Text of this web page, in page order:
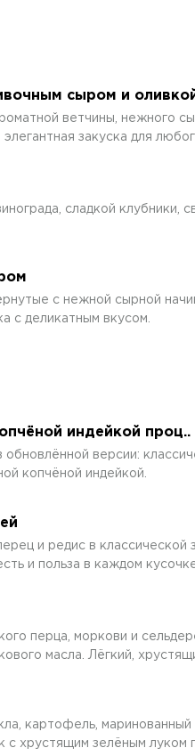
сыром и
ветчины, нежного
закуска для
сладкой клубники,
с нежной сырной
с деликатным вкусом.
индейкой проц..
обновлённой версии:
копчёной индейкой.
и редис в классической
и польза в каждом
перца, моркови и
масла. Лёгкий,
картофель, маринованный
с хрустящим зелёным луком